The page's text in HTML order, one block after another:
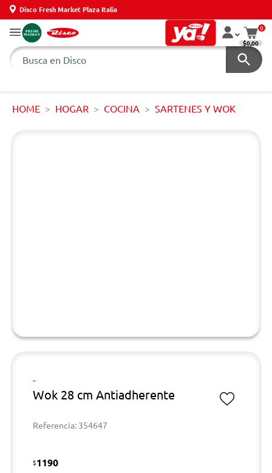
Disco Fresh Market Plaza Italia
0
$0,00
HOME HOGAR COCINA SARTENES Y WOK
-
Wok 28 cm Antiadherente
Referencia: 354647
$1190